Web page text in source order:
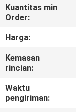
KONTROL
KUALITAS
HUBUNGI
KAMI
Kuantitas min
Order:
Harga:
Kemasan
rincian:
Waktu
pengiriman: